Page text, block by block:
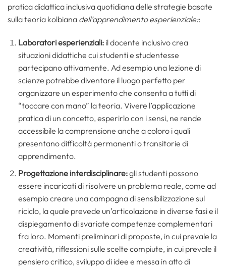
pratica didattica inclusiva quotidiana delle strategie basate
sulla teoria kolbiana dell’apprendimento esperienziale::
Laboratori esperienziali:il docente inclusivo crea
situazioni didattiche cui studenti e studentesse
partecipano attivamente. Ad esempio una lezione di
scienze potrebbe diventare il luogo perfetto per
organizzare un esperimento che consenta a tutti di
“toccare con mano” la teoria. Vivere l’applicazione
pratica di un concetto, esperirlo con i sensi, ne rende
accessibile la comprensione anche a coloro i quali
presentano difficoltà permanenti o transitorie di
apprendimento.
Progettazione interdisciplinare:gli studenti possono
essere incaricati di risolvere un problema reale, come ad
esempio creare una campagna di sensibilizzazione sul
riciclo, la quale prevede un’articolazione in diverse fasi e il
dispiegamento di svariate competenze complementari
fra loro. Momenti preliminari di proposte, in cui prevale la
creatività, riflessioni sulle scelte compiute, in cui prevale il
pensiero critico, sviluppo di idee e messa in atto di